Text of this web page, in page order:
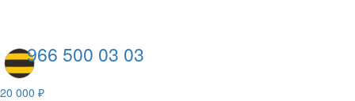
966 500 03 03
20 000 ₽